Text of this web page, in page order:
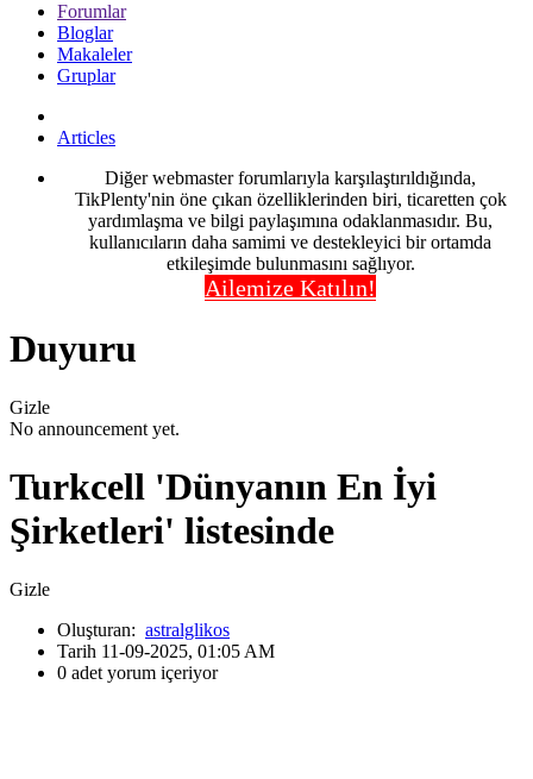
Forumlar
Bloglar
Makaleler
Gruplar
Articles
Diğer webmaster forumlarıyla karşılaştırıldığında,
TikPlenty'nin öne çıkan özelliklerinden biri, ticaretten çok
yardımlaşma ve bilgi paylaşımına odaklanmasıdır. Bu,
kullanıcıların daha samimi ve destekleyici bir ortamda
etkileşimde bulunmasını sağlıyor.
Ailemize Katılın!
Duyuru
Gizle
No announcement yet.
Turkcell 'Dünyanın En İyi
Şirketleri' listesinde
Gizle
Oluşturan: astralglikos
Tarih 11-09-2025, 01:05 AM
0 adet yorum içeriyor